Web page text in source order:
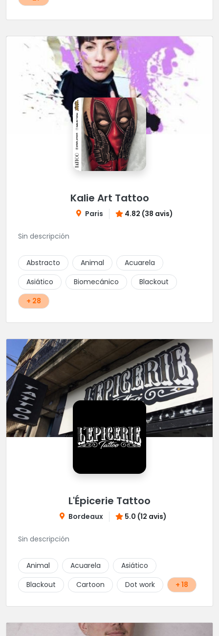
Kalie Art Tattoo
Paris 4.82 (38 avis)
Sin descripción
Abstracto Animal
Acuarela
Asiático
Biomecánico
Blackout
+ 28
L'Épicerie Tattoo
Bordeaux 5.0 (12 avis)
Sin descripción
Animal Acuarela
Asiático
Blackout
Cartoon Dot work + 18